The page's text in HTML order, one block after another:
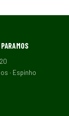
· Espinho